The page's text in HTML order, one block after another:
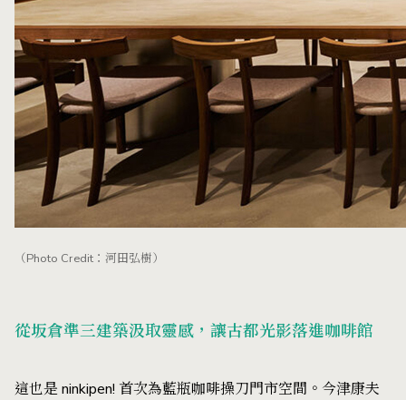
（Photo Credit：河田弘樹）
從坂倉準三建築汲取靈感，讓古都光影落進咖啡館
這也是 ninkipen! 首次為藍瓶咖啡操刀門市空間。今津康夫